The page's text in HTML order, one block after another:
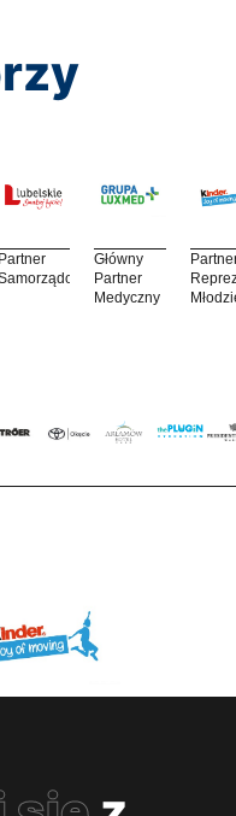
Partner
Główny
Partner
Medyczny